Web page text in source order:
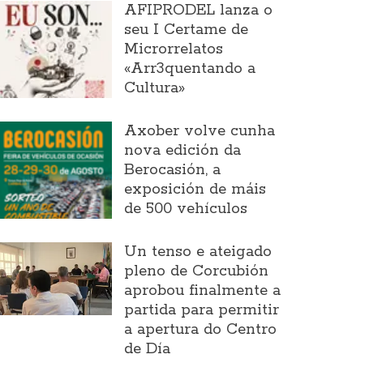
AFIPRODEL lanza o
seu I Certame de
Microrrelatos
«Arr3quentando a
Cultura»
Axober volve cunha
nova edición da
Berocasión, a
exposición de máis
de 500 vehículos
Un tenso e ateigado
pleno de Corcubión
aprobou finalmente a
partida para permitir
a apertura do Centro
de Día